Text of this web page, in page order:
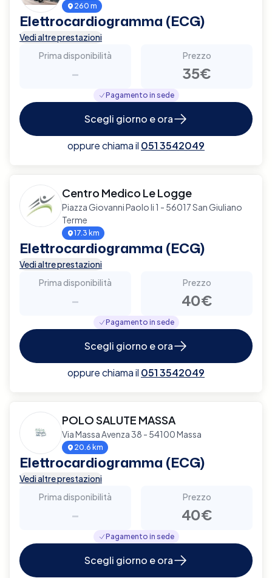
260 m
Elettrocardiogramma (ECG)
Vedi altre prestazioni
Prima disponibilità
-
Prezzo
35€
Pagamento in sede
Scegli giorno e ora
oppure chiama il 051 3542049
Centro Medico Le Logge
Piazza Giovanni Paolo Ii 1 - 56017 San Giuliano
Terme
17.3 km
Elettrocardiogramma (ECG)
Vedi altre prestazioni
Prima disponibilità
-
Prezzo
40€
Pagamento in sede
Scegli giorno e ora
oppure chiama il 051 3542049
POLO SALUTE MASSA
Via Massa Avenza 38 - 54100 Massa
20.6 km
Elettrocardiogramma (ECG)
Vedi altre prestazioni
Prima disponibilità
-
Prezzo
40€
Pagamento in sede
Scegli giorno e ora